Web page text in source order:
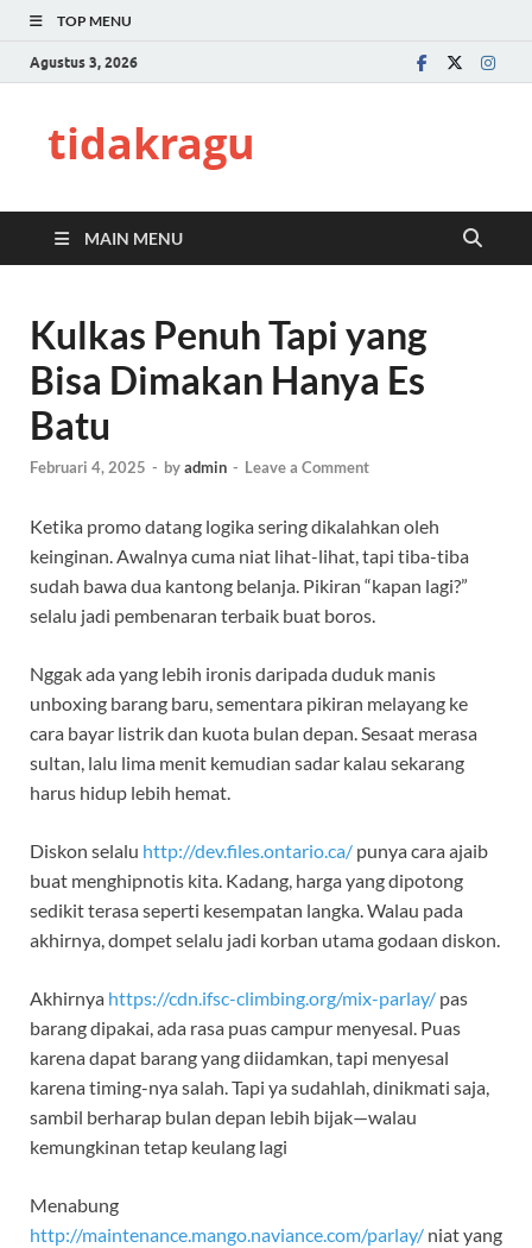
TOP MENU
Agustus 3, 2026
tidakragu
MAIN MENU
Kulkas Penuh Tapi yang
Bisa Dimakan Hanya Es
Batu
Februari 4, 2025 - byadmin - Leave a Comment
Ketika promo datang logika sering dikalahkan oleh
keinginan. Awalnya cuma niat lihat-lihat, tapi tiba-tiba
sudah bawa dua kantong belanja. Pikiran “kapan lagi?”
selalu jadi pembenaran terbaik buat boros.
Nggak ada yang lebih ironis daripada duduk manis
unboxing barang baru, sementara pikiran melayang ke
cara bayar listrik dan kuota bulan depan. Sesaat merasa
sultan, lalu lima menit kemudian sadar kalau sekarang
harus hidup lebih hemat.
Diskon selalu http://dev.files.ontario.ca/ punya cara ajaib
buat menghipnotis kita. Kadang, harga yang dipotong
sedikit terasa seperti kesempatan langka. Walau pada
akhirnya, dompet selalu jadi korban utama godaan diskon.
Akhirnya https://cdn.ifsc-climbing.org/mix-parlay/ pas
barang dipakai, ada rasa puas campur menyesal. Puas
karena dapat barang yang diidamkan, tapi menyesal
karena timing-nya salah. Tapi ya sudahlah, dinikmati saja,
sambil berharap bulan depan lebih bijak—walau
kemungkinan tetap keulang lagi
Menabung
http://maintenance.mango.naviance.com/parlay/ niat yang